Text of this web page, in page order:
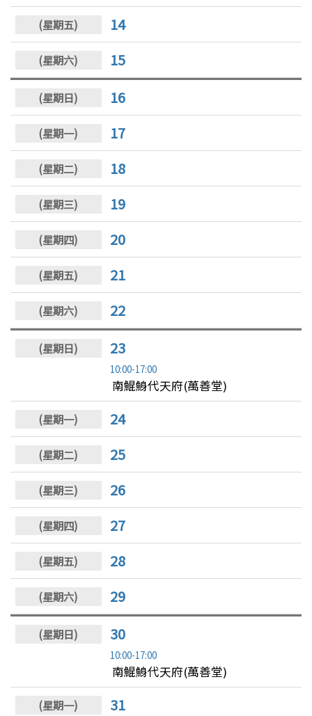
14
15
16
17
18
19
20
21
22
23
10:00-17:00
南鯤鯓代天府(萬善堂)
24
25
26
27
28
29
30
10:00-17:00
南鯤鯓代天府(萬善堂)
31